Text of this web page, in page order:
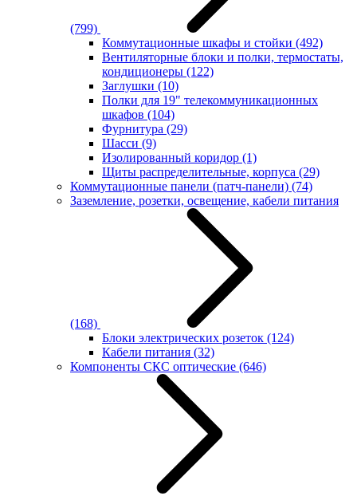
(799)
Коммутационные шкафы и стойки (492)
Вентиляторные блоки и полки, термостаты,
кондиционеры (122)
Заглушки (10)
Полки для 19" телекоммуникационных
шкафов (104)
Фурнитура (29)
Шасси (9)
Изолированный коридор (1)
Щиты распределительные, корпуса (29)
Коммутационные панели (патч-панели) (74)
Заземление, розетки, освещение, кабели питания
(168)
Блоки электрических розеток (124)
Кабели питания (32)
Компоненты СКС оптические (646)